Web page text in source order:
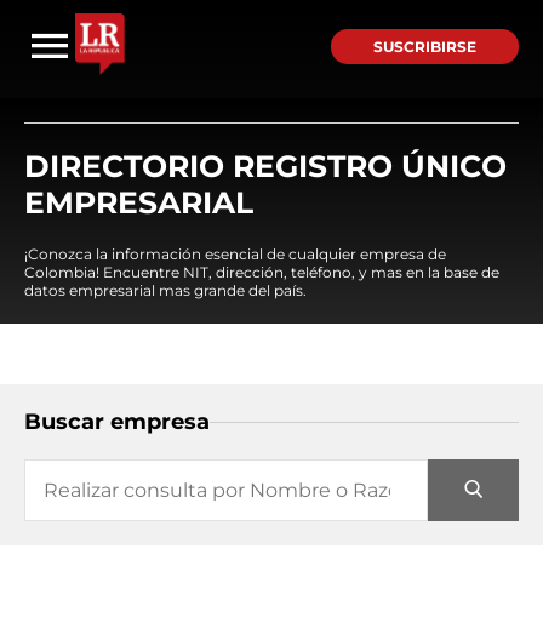
SUSCRIBIRSE
DIRECTORIO REGISTRO ÚNICO
EMPRESARIAL
¡Conozca la información esencial de cualquier empresa de
Colombia! Encuentre NIT, dirección, teléfono, y mas en la base de
datos empresarial mas grande del país.
Buscar empresa